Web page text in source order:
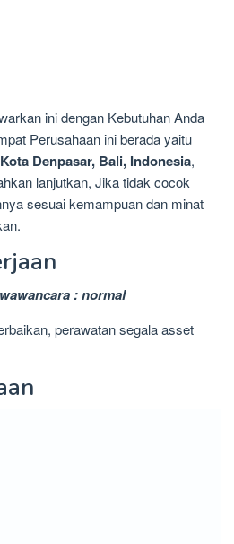
ini dengan Kebutuhan Anda
Perusahaan ini berada yaitu
Denpasar, Bali, Indonesia,
lanjutkan, Jika tidak cocok
sesuai kemampuan dan minat
: normal
perawatan segala asset